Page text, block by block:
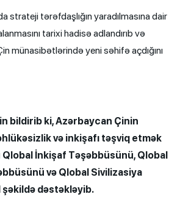
strateji tərəfdaşlığın yaradılmasına dair
tarixi hadisə adlandırıb və
münasibətlərində yeni səhifə açdığını
bildirib ki, Azərbaycan Çinin
və inkişafı təşviq etmək
İnkişaf Təşəbbüsünü, Qlobal
və Qlobal Sivilizasiya
dəstəkləyib.